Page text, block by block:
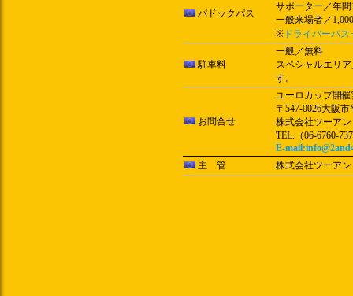
パドックパス
サポーター／年
一般来場者／
※ ドライバーパ
駐車料
一般／無料
スペシャルエリ
す。
お問合せ
ユーロカップ開
〒547-0026大阪市
株式会社ツーア
TEL.（06-6760-
E-
主 管
株式会社ツーア